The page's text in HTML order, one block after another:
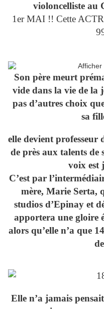
violoncelliste au
1er MAI !! Cette
Son père meurt
vide dans la vie de la
pas d’autres choix
sa
elle devient professeur
de près aux talents de
voix est
C’est par
mère, Marie Serta,
studios d’Epinay et
apportera une gloire
alors qu’elle n’a que
Elle n’a jamais